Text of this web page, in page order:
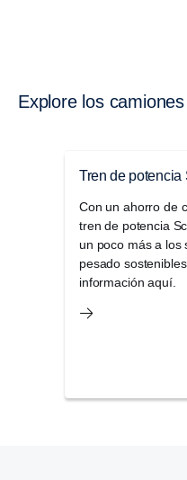
Explore los
Tren de potencia
Con un ahorro de
tren de potencia
un poco más a los
pesado
información aquí.